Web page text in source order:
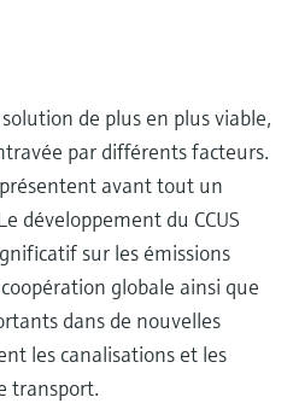
de plus en plus viable,
par différents facteurs.
avant tout un
développement du CCUS
sur les émissions
globale ainsi que
dans de nouvelles
les canalisations et les
transport.